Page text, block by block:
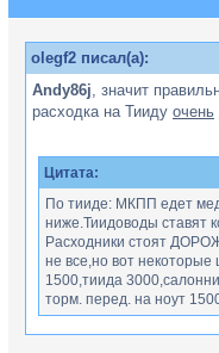
olegf2 писал(а):
Andy86j, значит
расходка на Тииду очень
Цитата:
По тииде: МКПП едет
ниже.Тиидоводы ставят
Расходники стоят
не все,но вот
1500,тиида
торм. перед. на ноут